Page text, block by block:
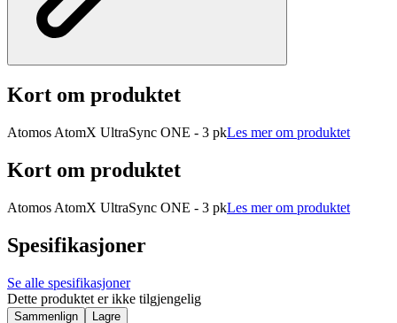
Kort om produktet
Atomos AtomX UltraSync ONE - 3 pkLes mer om produktet
Kort om produktet
Atomos AtomX UltraSync ONE - 3 pkLes mer om produktet
Spesifikasjoner
Se alle spesifikasjoner
Dette produktet er ikke tilgjengelig
Sammenlign Lagre